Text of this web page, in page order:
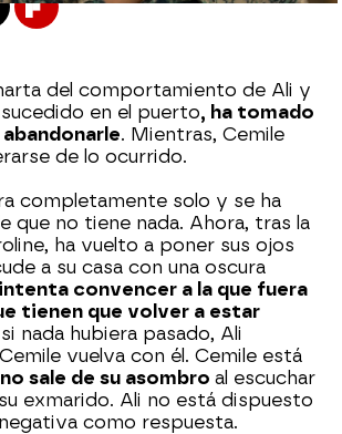
Flipboard
del comportamiento de Ali y
en el puerto, ha tomado
. Mientras, Cemile
de lo ocurrido.
completamente solo y se ha
que no tiene nada. Ahora, tras la
ha vuelto a poner sus ojos
a su casa con una oscura
convencer a la que fuera
tienen que volver a estar
nada hubiera pasado, Ali
vuelva con él. Cemile está
no sale de su asombro al escuchar
exmarido. Ali no está dispuesto
como respuesta.